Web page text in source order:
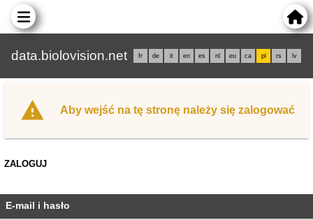
data.biolovision.net fr de it en es nl eu ca pl rs lv
Aby wejść na tę stronę należy się zalogować
ZALOGUJ
E-mail i hasło